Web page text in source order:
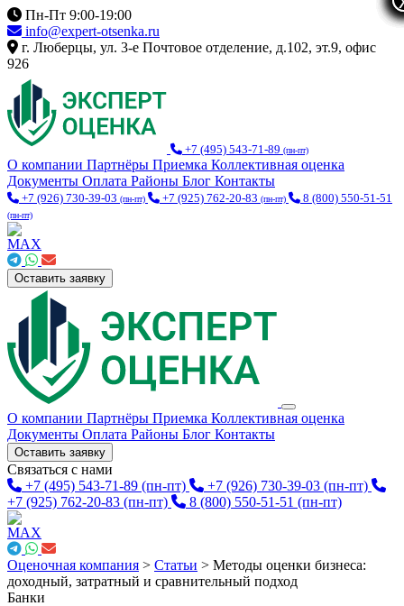
Пн-Пт 9:00-19:00
info@expert-otsenka.ru
г. Люберцы, ул. 3-е Почтовое отделение, д.102, эт.9, офис
926
+7 (495) 543-71-89 (пн-пт)
О компании Партнёры Приемка Коллективная оценка
Документы Оплата Районы Блог Контакты
+7 (926) 730-39-03 (пн-пт) +7 (925) 762-20-83 (пн-пт) 8 (800) 550-51-51
(пн-пт)
Оставить заявку
О компании Партнёры Приемка Коллективная оценка
Документы Оплата Районы Блог Контакты
Оставить заявку
Связаться с нами
+7 (495) 543-71-89 (пн-пт) +7 (926) 730-39-03 (пн-пт)
+7 (925) 762-20-83 (пн-пт) 8 (800) 550-51-51 (пн-пт)
Оценочная компания > Статьи > Методы оценки бизнеса:
доходный, затратный и сравнительный подход
Банки